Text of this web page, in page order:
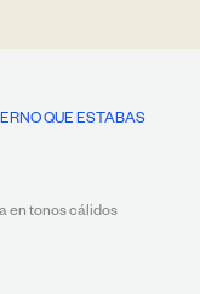
QUE ESTABAS